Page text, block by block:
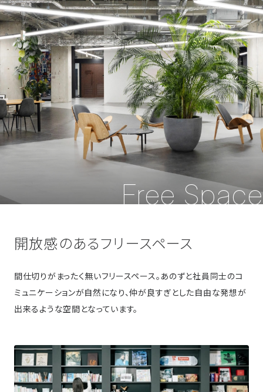
Free Space
開放感のあるフリースペース
間仕切りがまったく無いフリースペース。あのずと社員同士のコ
ミュニケーションが自然になり、仲が良すぎとした自由な発想が
出来るような空間となっています。